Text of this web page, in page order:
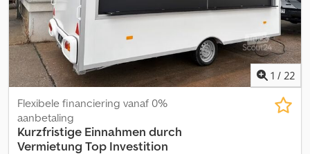
1 / 22
Flexibele financiering vanaf 0%
aanbetaling
Kurzfristige Einnahmen durch
Vermietung Top Investition